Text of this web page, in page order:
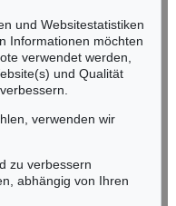
und Websitestatistiken
Informationen möchten
verwendet werden,
und Qualität
verwenden wir
zu verbessern
abhängig von Ihren